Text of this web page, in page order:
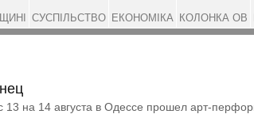
13 на 14 августа в Одессе прошел арт-
СУСПІЛЬСТВО ЕКОНОМІКА КОЛОНКА ОВ